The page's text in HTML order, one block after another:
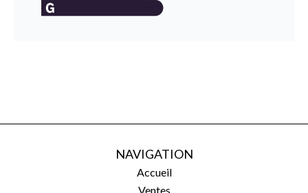
NAVIGATION
Accueil
Ventes